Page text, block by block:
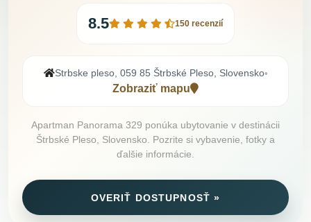
8.5 150 recenzií
Strbske pleso, 059 85 Štrbské Pleso, Slovensko•
Zobraziť mapu
Apartman Panorama 329 ponúka ubytovanie v destinácii
Štrbské Pleso, Slovensko. Pozrite si vybavenie, fotky a
ďalšie informácie.
OVERIŤ DOSTUPNOSŤ »